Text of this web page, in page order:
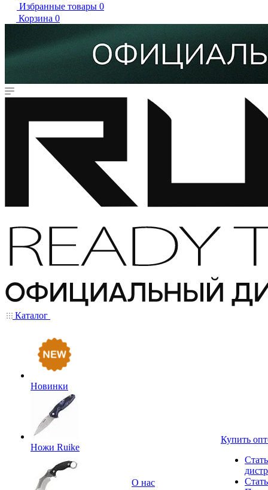
Избранные товары 0
Корзина 0
Каталог
Новинки
Ножи Ruike
О нас
Купить